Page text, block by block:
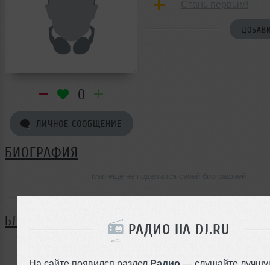
РАДИО НА DJ.RU
На сайте появился раздел Радио — слушайте
0
ЛИЧНОЕ СООБЩЕНИЕ
БИОГРАФИЯ
БЛОГ